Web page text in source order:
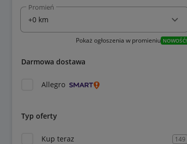
Promień
Pokaż ogłoszenia w promieniu NOWOŚĆ!
Darmowa dostawa
Allegro
Typ oferty
Kup teraz 149